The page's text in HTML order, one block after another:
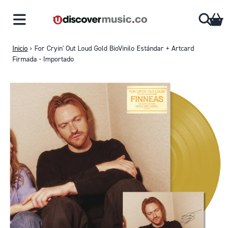
Inicio › For Cryin' Out Loud Gold BioVinilo Estándar + Artcard
Firmada - Importado